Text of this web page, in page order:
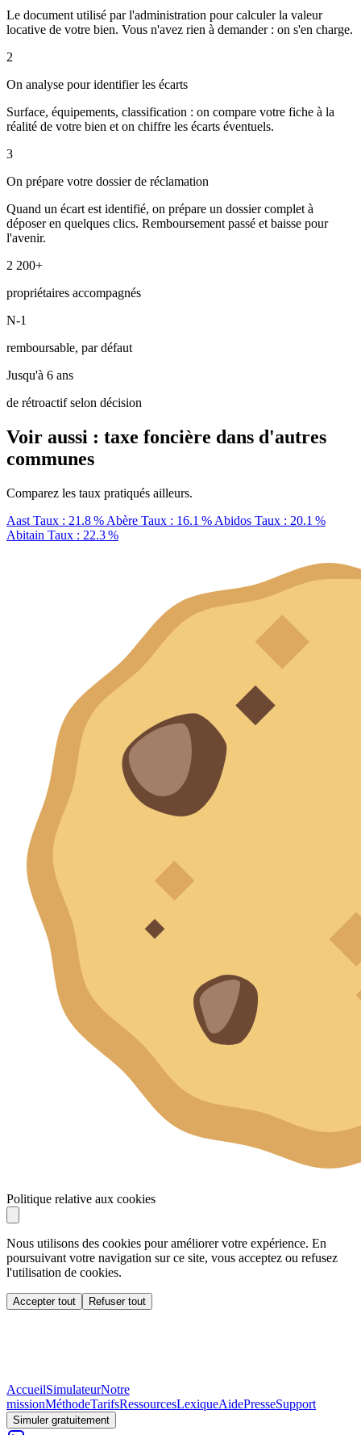
Le document utilisé par l'administration pour calculer la valeur
locative de votre bien. Vous n'avez rien à demander : on s'en charge.
2
On analyse pour identifier les écarts
Surface, équipements, classification : on compare votre fiche à la
réalité de votre bien et on chiffre les écarts éventuels.
3
On prépare votre dossier de réclamation
Quand un écart est identifié, on prépare un dossier complet à
déposer en quelques clics. Remboursement passé et baisse pour
l'avenir.
2 200+
propriétaires accompagnés
N-1
remboursable, par défaut
Jusqu'à 6 ans
de rétroactif selon décision
Voir aussi : taxe foncière dans d'autres
communes
Comparez les taux pratiqués ailleurs.
Aast Taux : 21.8 % Abère Taux : 16.1 % Abidos Taux : 20.1 %
Abitain Taux : 22.3 %
Politique relative aux cookies
Nous utilisons des cookies pour améliorer votre expérience. En
poursuivant votre navigation sur ce site, vous acceptez ou refusez
l'utilisation de cookies.
Accepter tout Refuser tout
AccueilSimulateurNotre
missionMéthodeTarifsRessourcesLexiqueAidePresseSupport
Simuler gratuitement